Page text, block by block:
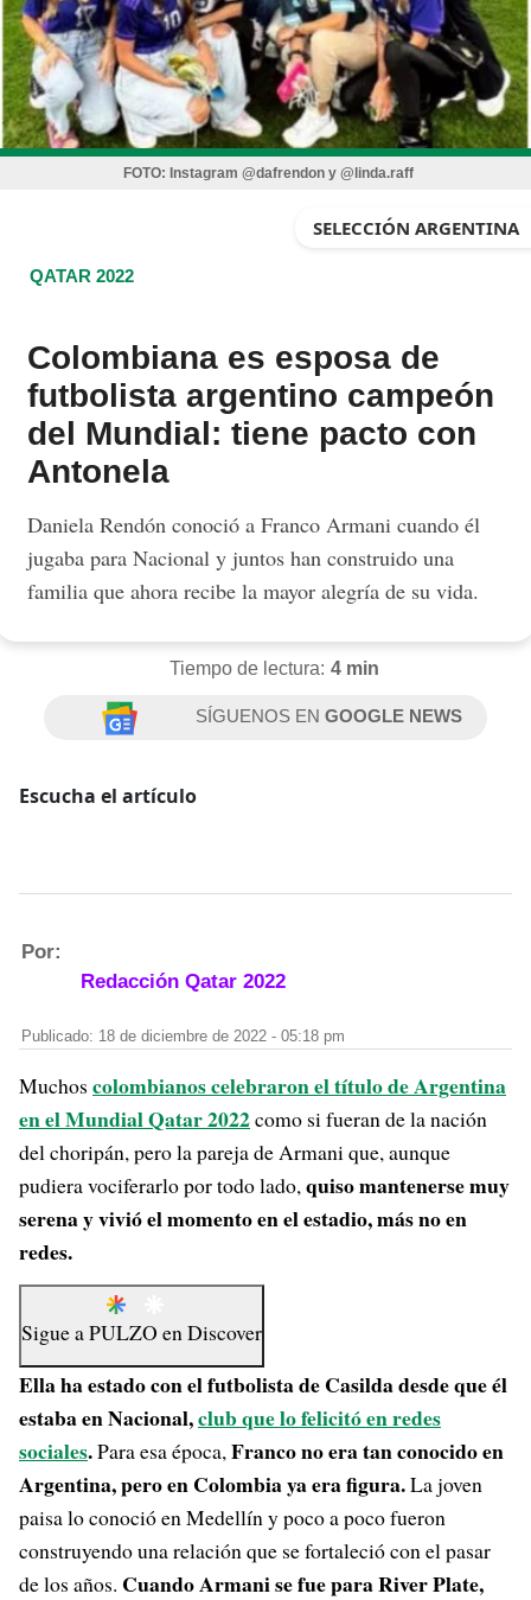
FOTO: Instagram @dafrendon y @linda.raff
SELECCIÓN ARGENTINA
QATAR 2022
Colombiana es esposa de
futbolista argentino campeón
del Mundial: tiene pacto con
Antonela
Daniela Rendón conoció a Franco Armani cuando él
jugaba para Nacional y juntos han construido una
familia que ahora recibe la mayor alegría de su vida.
Tiempo de lectura: 4 min
SÍGUENOS ENGOOGLE NEWS
Escucha el artículo
Por:
Redacción Qatar 2022
Publicado: 18 de diciembre de 2022 - 05:18 pm
Muchos colombianos celebraron el título de Argentina
en el Mundial Qatar 2022como si fueran de la nación
del choripán, pero la pareja de Armani que, aunque
pudiera vociferarlo por todo lado,quiso mantenerse muy
serena y vivió el momento en el estadio, más no en
redes.
Sigue aPULZO enDiscover
Ella ha estado con el futbolista de Casilda desde que él
estaba en Nacional,club que lo felicitó en redes
sociales.Para esa época,Franco no era tan conocido en
Argentina, pero en Colombia ya era figura.La joven
paisa lo conoció en Medellín y poco a poco fueron
construyendo una relación que se fortaleció con el pasar
de los años. Cuando Armani se fue para River Plate,